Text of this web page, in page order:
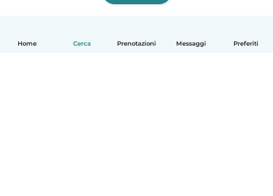
Home Cerca Prenotazioni Messaggi Preferiti